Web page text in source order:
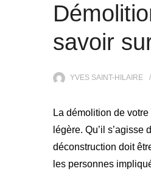
savoir
YVES SAINT-HILAIRE
La démolition de
légère. Qu’il
déconstruction doit
les personnes